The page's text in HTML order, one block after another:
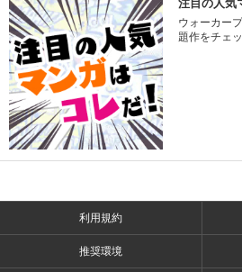
注目の人気
ウォーカー
題作をチェ
利用規約
推奨環境